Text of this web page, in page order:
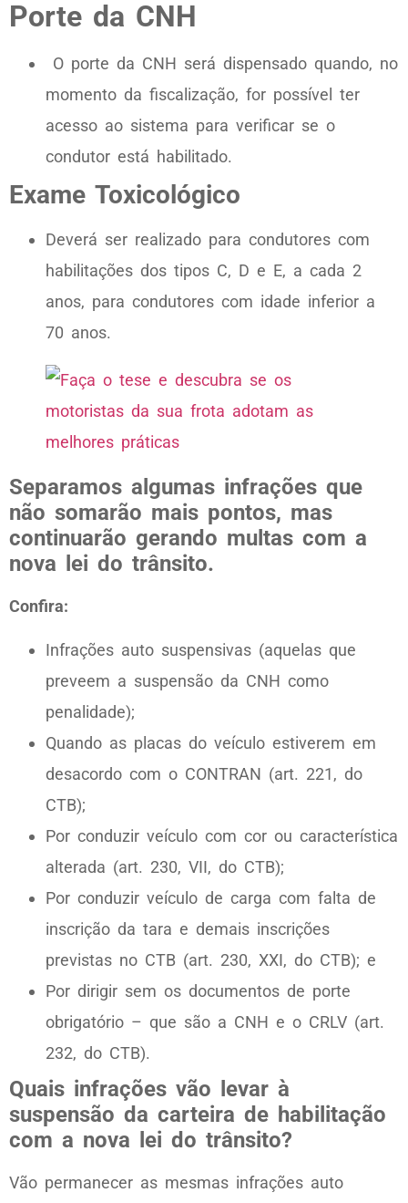
Porte da CNH
O porte da CNH será dispensado quando, no
momento da fiscalização, for possível ter
acesso ao sistema para verificar se o
condutor está habilitado.
Exame Toxicológico
Deverá ser realizado para condutores com
habilitações dos tipos C, D e E, a cada 2
anos, para condutores com idade inferior a
70 anos.
Separamos algumas infrações que
não somarão mais pontos, mas
continuarão gerando multas com a
nova lei do trânsito.
Confira:
Infrações auto suspensivas (aquelas que
preveem a suspensão da CNH como
penalidade);
Quando as placas do veículo estiverem em
desacordo com o CONTRAN (art. 221, do
CTB);
Por conduzir veículo com cor ou característica
alterada (art. 230, VII, do CTB);
Por conduzir veículo de carga com falta de
inscrição da tara e demais inscrições
previstas no CTB (art. 230, XXI, do CTB); e
Por dirigir sem os documentos de porte
obrigatório – que são a CNH e o CRLV (art.
232, do CTB).
Quais infrações vão levar à
suspensão da carteira de habilitação
com a nova lei do trânsito?
Vão permanecer as mesmas infrações auto